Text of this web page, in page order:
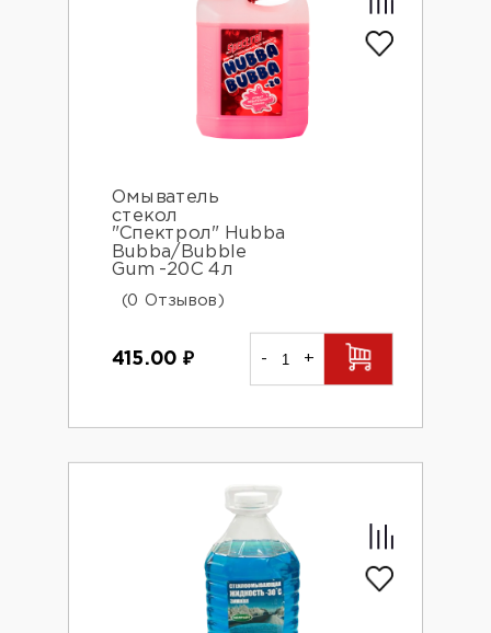
Омыватель
стекол
"Спектрол" Hubba
Bubba/Bubble
Gum -20C 4л
(0 Отзывов)
415.00 ₽ - +